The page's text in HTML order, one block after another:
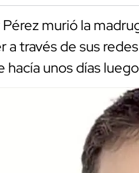
murió la
a través de sus
unos días